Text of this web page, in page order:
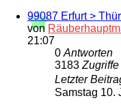
99087 Erfurt >
von
21:07
0 Antworten
3183 Zugriffe
Letzter
Samstag 10.